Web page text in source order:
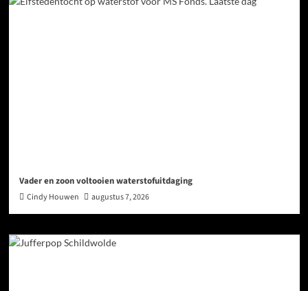
Vader en zoon voltooien waterstofuitdaging
Cindy Houwen augustus 7, 2026